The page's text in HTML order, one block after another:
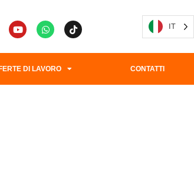
IT
DI LAVORO CONTATTI